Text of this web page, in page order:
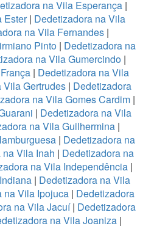
na Vila Esperança |
Ester| Dedetizadora na Vila
na Vila Fernandes |
Pinto | Dedetizadora na
na Vila Gumercindo |
| Dedetizadora na Vila
Vila Gertrudes | Dedetizadora
na Vila Gomes Cardim |
| Dedetizadora na Vila
na Vila Guilhermina|
| Dedetizadora na
Vila Inah | Dedetizadora na
na Vila Independência |
| Dedetizadora na Vila
na Vila Ipojuca| Dedetizadora
na Vila Jacuí| Dedetizadora
na Vila Joaniza |